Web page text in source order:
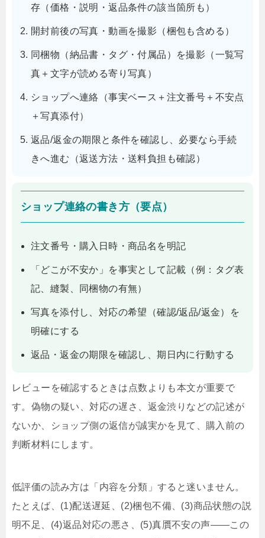
存（価格・説明・返品条件の該当箇所も）
開封前後の写真・動画を撮影（梱包も含める）
同梱物（納品書・タグ・付属品）を撮影（一覧写
真＋文字が読める寄り写真）
ショップへ連絡（事実ベース＋注文番号＋不安点
＋写真添付）
返品/返金の期限と条件を確認し、必要なら手続
きへ進む（返送方法・送料負担も確認）
ショップ連絡の書き方（要点）
注文番号・購入日時・商品名を明記
「どこが不安か」を事実として記載（例：タグ表
記、縫製、同梱物の有無）
写真を添付し、対応の希望（確認/返品/返金）を
明確にする
返品・返金の期限を確認し、期日内に行動する
レビューを確認するときは点数よりも本文が重要で
す。偽物の疑い、対応の遅さ、返金渋りなどの記述が
ないか、ショップ側の返信が誠実かを見て、購入前の
判断材料にします。
低評価の読み方は「内容を分類」すると迷いません。
たとえば、(1)配送遅延、(2)梱包不備、(3)商品状態の説
明不足、(4)返品対応の悪さ、(5)真贋不安の声――この